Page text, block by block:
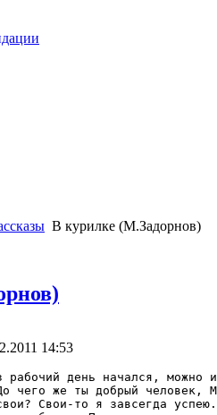
В курилке (М.Задорнов)
14:53
рабочий день начался, можно
чего же ты добрый человек,
Свои-то я завсегда